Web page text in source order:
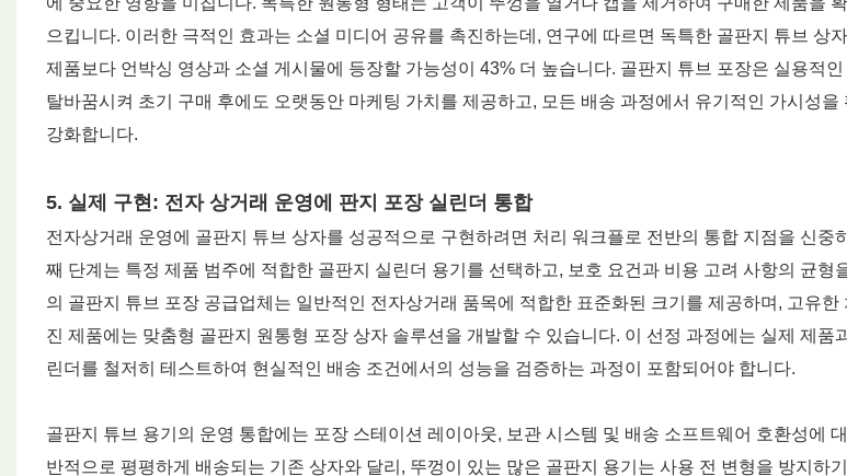
으킵니다. 이러한 극적인 효과는 소셜 미디어 공유를 촉진하는데, 연구에 따르면 독특한 골판지 튜브 상
제품보다 언박싱 영상과 소셜 게시물에 등장할 가능성이 43% 더 높습니다. 골판지 튜브 포장은 실용적
탈바꿈시켜 초기 구매 후에도 오랫동안 마케팅 가치를 제공하고, 모든 배송 과정에서 유기적인 가시성을
강화합니다.
5. 실제 구현: 전자 상거래 운영에 판지 포장 실린더 통합
전자상거래 운영에 골판지 튜브 상자를 성공적으로 구현하려면 처리 워크플로 전반의 통합 지점을 신중
째 단계는 특정 제품 범주에 적합한 골판지 실린더 용기를 선택하고, 보호 요건과 비용 고려 사항의 균형
의 골판지 튜브 포장 공급업체는 일반적인 전자상거래 품목에 적합한 표준화된 크기를 제공하며, 고유한
진 제품에는 맞춤형 골판지 원통형 포장 상자 솔루션을 개발할 수 있습니다. 이 선정 과정에는 실제 제품
린더를 철저히 테스트하여 현실적인 배송 조건에서의 성능을 검증하는 과정이 포함되어야 합니다.
골판지 튜브 용기의 운영 통합에는 포장 스테이션 레이아웃, 보관 시스템 및 배송 소프트웨어 호환성에
반적으로 평평하게 배송되는 기존 상자와 달리, 뚜껑이 있는 많은 골판지 용기는 사용 전 변형을 방지하